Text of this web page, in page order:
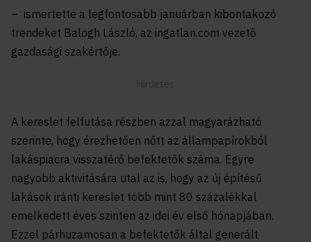
– ismertette a legfontosabb januárban kibontakozó
trendeket Balogh László, az ingatlan.com vezető
gazdasági szakértője.
A kereslet felfutása részben azzal magyarázható
szerinte, hogy érezhetően nőtt az állampapírokból
lakáspiacra visszatérő befektetők száma. Egyre
nagyobb aktivitására utal az is, hogy az új építésű
lakások iránti kereslet több mint 80 százalékkal
emelkedett éves szinten az idei év első hónapjában.
Ezzel párhuzamosan a befektetők által generált